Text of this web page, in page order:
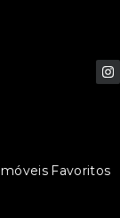
Favoritos